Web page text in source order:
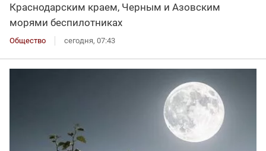
Краснодарским краем, Черным и Азовским
морями беспилотниках
Общество сегодня, 07:43